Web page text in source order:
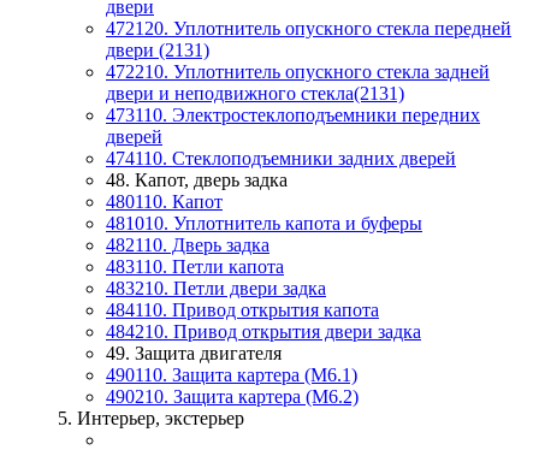
двери
472120. Уплотнитель опускного стекла передней
двери (2131)
472210. Уплотнитель опускного стекла задней
двери и неподвижного стекла(2131)
473110. Электростеклоподъемники передних
дверей
474110. Стеклоподъемники задних дверей
48. Капот, дверь задка
480110. Капот
481010. Уплотнитель капота и буферы
482110. Дверь задка
483110. Петли капота
483210. Петли двери задка
484110. Привод открытия капота
484210. Привод открытия двери задка
49. Защита двигателя
490110. Защита картера (М6.1)
490210. Защита картера (М6.2)
5. Интерьер, экстерьер